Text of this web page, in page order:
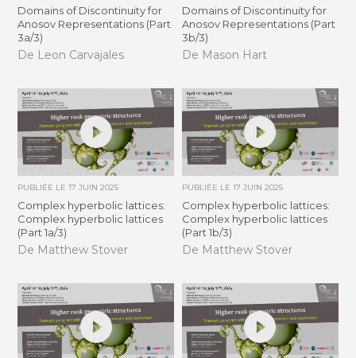
Domains of Discontinuity for
Anosov Representations (Part
3a/3)
De Leon Carvajales
Domains of Discontinuity for
Anosov Representations (Part
3b/3)
De Mason Hart
PUBLIÉE LE17 JUIN 2025
Complex hyperbolic lattices:
Complex hyperbolic lattices
(Part 1a/3)
De Matthew Stover
PUBLIÉE LE 17 JUIN 2025
Complex hyperbolic lattices:
Complex hyperbolic lattices
(Part 1b/3)
De Matthew Stover